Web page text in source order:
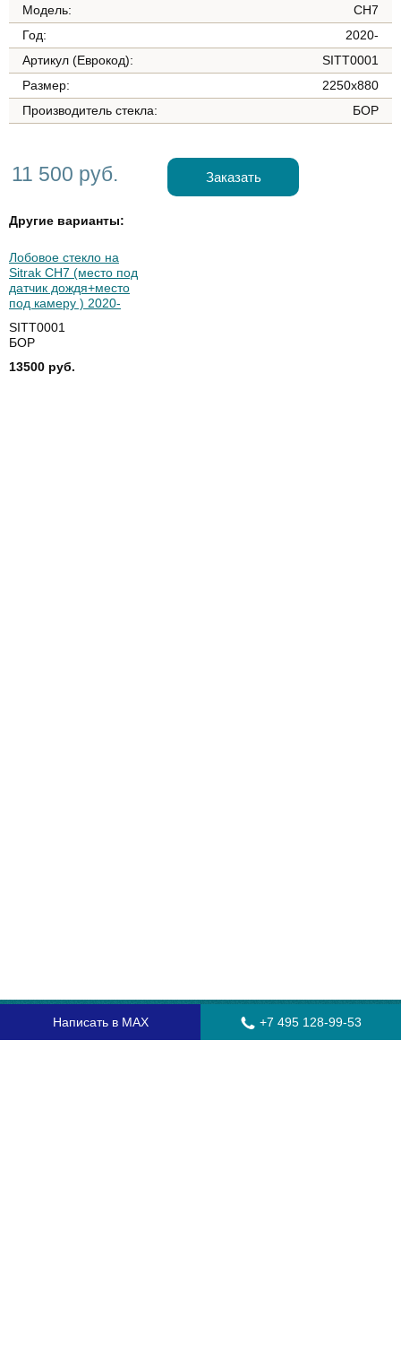
Модель:
CH7
Год:
2020-
Артикул (Еврокод):
SITT0001
Размер:
2250x880
Производитель стекла:
БОР
11 500 руб. Заказать
Другие варианты:
Лобовое стекло на
Sitrak CH7 (место под
датчик дождя+место
под камеру ) 2020-
SITT0001
БОР
13500 руб.
Главная
Написать в MAX +7 495 128-99-53